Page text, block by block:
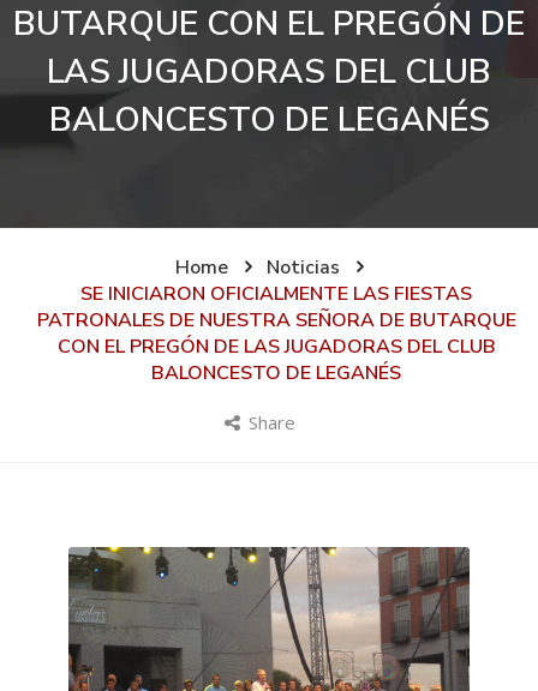
BUTARQUE CON EL PREGÓN DE
LAS JUGADORAS DEL CLUB
BALONCESTO DE LEGANÉS
Home
Noticias
SE INICIARON OFICIALMENTE LAS FIESTAS
PATRONALES DE NUESTRA SEÑORA DE BUTARQUE
CON EL PREGÓN DE LAS JUGADORAS DEL CLUB
BALONCESTO DE LEGANÉS
Share